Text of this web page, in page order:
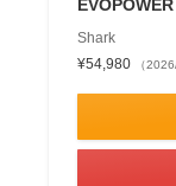
Shark
¥54,980
（